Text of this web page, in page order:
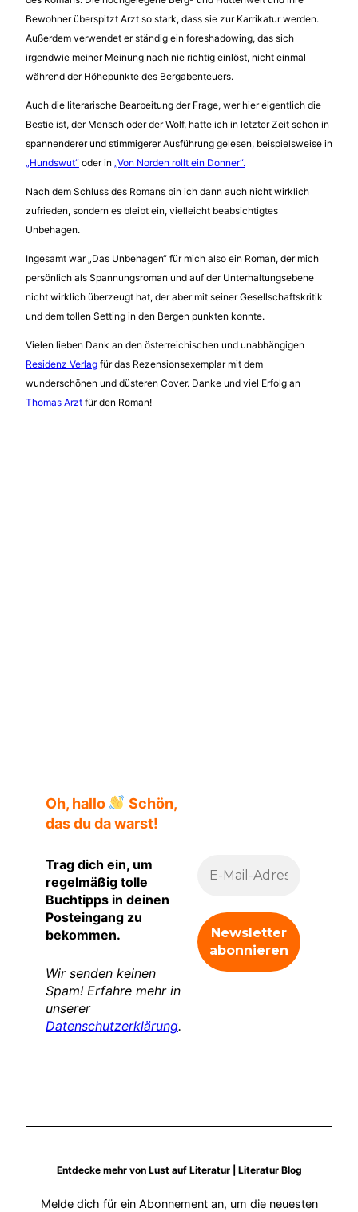
Bewohner überspitzt Arzt so stark, dass sie zur Karrikatur werden.
Außerdem verwendet er ständig ein foreshadowing, das sich
irgendwie meiner Meinung nach nie richtig einlöst, nicht einmal
während der Höhepunkte des Bergabenteuers.
Auch die literarische Bearbeitung der Frage, wer hier eigentlich die
Bestie ist, der Mensch oder der Wolf, hatte ich in letzter Zeit schon in
spannenderer und stimmigerer Ausführung gelesen, beispielsweise in
„Hundswut“ oder in „Von Norden rollt ein Donner“.
Nach dem Schluss des Romans bin ich dann auch nicht wirklich
zufrieden, sondern es bleibt ein, vielleicht beabsichtigtes
Unbehagen.
Ingesamt war „Das Unbehagen“ für mich also ein Roman, der mich
persönlich als Spannungsroman und auf der Unterhaltungsebene
nicht wirklich überzeugt hat, der aber mit seiner Gesellschaftskritik
und dem tollen Setting in den Bergen punkten konnte.
Vielen lieben Dank an den österreichischen und unabhängigen
Residenz Verlag für das Rezensionsexemplar mit dem
wunderschönen und düsteren Cover. Danke und viel Erfolg an
Thomas Arzt für den Roman!
Oh, hallo
Schön,
das du da warst!
Trag dich ein, um
regelmäßig tolle
Buchtipps in deinen
Posteingang zu
bekommen.
Wir senden keinen
Spam! Erfahre mehr in
unserer
Datenschutzerklärung.
Entdecke mehr von Lust auf Literatur | Literatur Blog
Melde dich für ein Abonnement an, um die neuesten